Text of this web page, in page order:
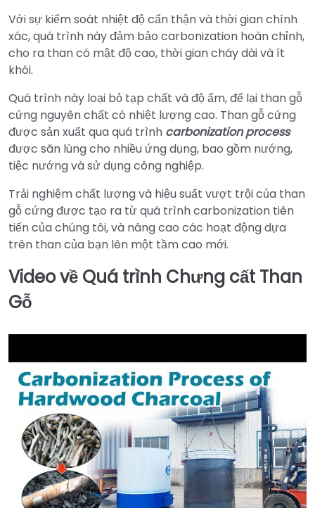
Với sự kiểm soát nhiệt độ cẩn thận và thời gian chính
xác, quá trình này đảm bảo carbonization hoàn chỉnh,
cho ra than có mật độ cao, thời gian cháy dài và ít
khói.
Quá trình này loại bỏ tạp chất và độ ẩm, để lại than gỗ
cứng nguyên chất có nhiệt lượng cao. Than gỗ cứng
được sản xuất qua quá trình carbonization process
được săn lùng cho nhiều ứng dụng, bao gồm nướng,
tiệc nướng và sử dụng công nghiệp.
Trải nghiệm chất lượng và hiệu suất vượt trội của than
gỗ cứng được tạo ra từ quá trình carbonization tiên
tiến của chúng tôi, và nâng cao các hoạt động dựa
trên than của bạn lên một tầm cao mới.
Video về Quá trình Chưng cất Than
Gỗ